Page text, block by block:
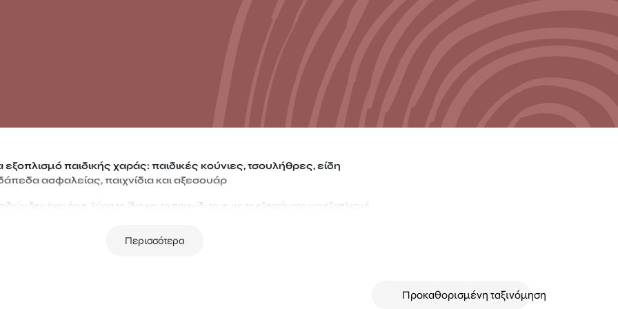
εξοπλισμό παιδικής χαράς: παιδικές κούνιες, τσουλήθρες, είδη
ασφαλείας, παιχνίδια και αξεσουάρ
δεν έχει όρια. Τώρα το ίδιο και το παιχνίδι τους με τα εξαρτήματα για εξοπλισμό
κάθισμα μωρού, ρόδες και σημαδούρες, είδη αναρρίχησης, κρίκους, σκάλες, και
Περισσότερα